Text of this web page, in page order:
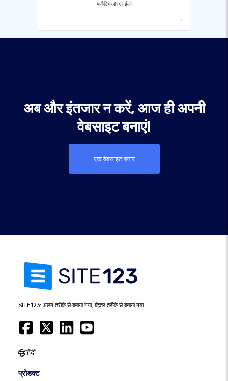
मार्केटिंग और एसईओ
अब और इंतजार न करें, आज ही अपनी
वेबसाइट बनाएं!
एक वेबसाइट बनाएं
SITE123: अलग तरीके से बनाया गया, बेहतर तरीके से बनाया गया।
हिंदी
प्रोडक्ट